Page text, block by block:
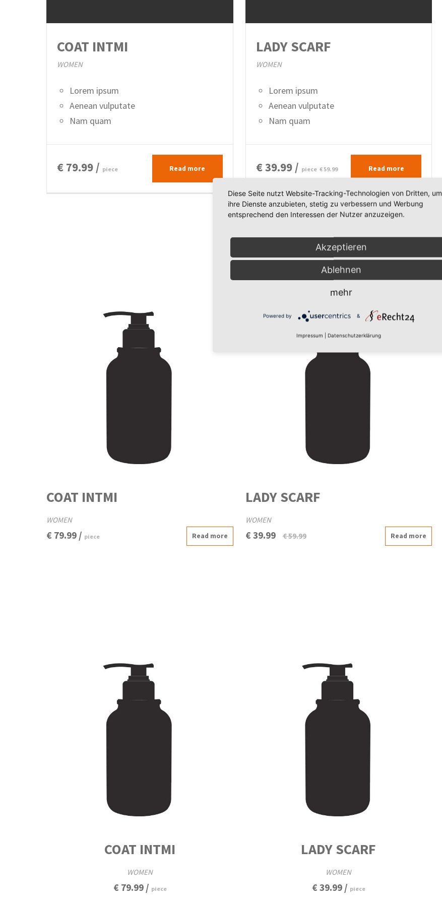
COAT INTMI
WOMEN
Lorem ipsum
Aenean vulputate
Nam quam
€ 79.99 / piece Read more
LADY SCARF
WOMEN
Lorem ipsum
Aenean vulputate
Nam quam
€ 39.99 / piece € 59.99 Read more
COAT INTMI
WOMEN
€ 79.99 / piece Read more
LADY SCARF
WOMEN
€ 39.99 € 59.99 Read more
COAT INTMI
WOMEN
€ 79.99 / piece
LADY SCARF
WOMEN
€ 39.99 / piece
Diese Seite nutzt Website-Tracking-Technologien von Dritten, um
ihre Dienste anzubieten, stetig zu verbessern und Werbung
entsprechend den Interessen der Nutzer anzuzeigen.
Akzeptieren
Ablehnen
mehr
Powered by &
Impressum Datenschutzerklärung